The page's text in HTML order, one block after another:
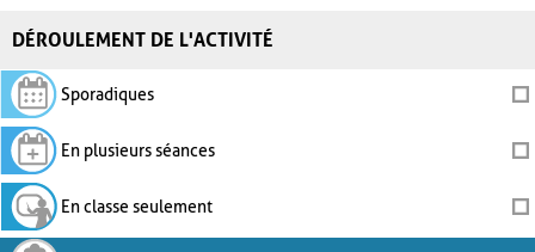
DÉROULEMENT DE L'ACTIVITÉ
Sporadiques
En plusieurs séances
En classe seulement